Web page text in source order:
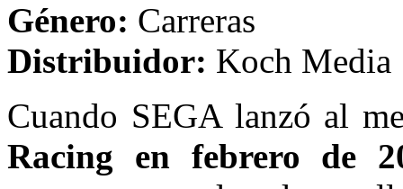
Género:
Distribuidor: Koch Media
Cuando SEGA lanzó al
Racing en febrero de